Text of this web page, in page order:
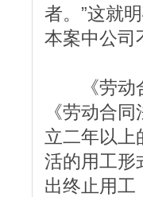
者。”这就
本案中公司
《劳动合
《劳动合
立二年以上
活的用工形
出终止用工